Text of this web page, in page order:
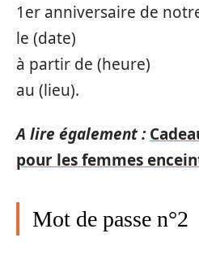
1er anniversaire de
le (date)
à partir de (heure)
au (lieu).
A lire également :
pour les femmes
Mot de passe n°2